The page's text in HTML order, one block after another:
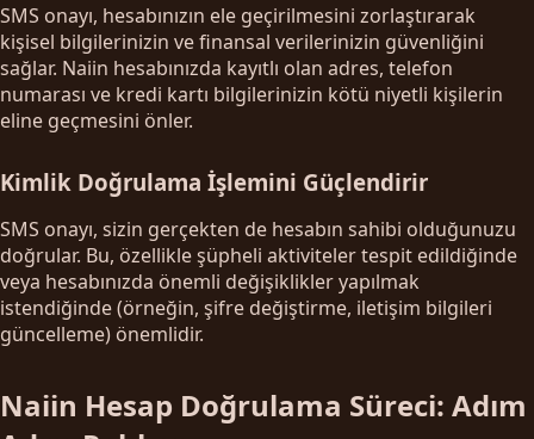
SMS onayı, hesabınızın ele geçirilmesini zorlaştırarak
kişisel bilgilerinizin ve finansal verilerinizin güvenliğini
sağlar. Naiin hesabınızda kayıtlı olan adres, telefon
numarası ve kredi kartı bilgilerinizin kötü niyetli kişilerin
eline geçmesini önler.
Kimlik Doğrulama İşlemini Güçlendirir
SMS onayı, sizin gerçekten de hesabın sahibi olduğunuzu
doğrular. Bu, özellikle şüpheli aktiviteler tespit edildiğinde
veya hesabınızda önemli değişiklikler yapılmak
istendiğinde (örneğin, şifre değiştirme, iletişim bilgileri
güncelleme) önemlidir.
Naiin Hesap Doğrulama Süreci: Adım